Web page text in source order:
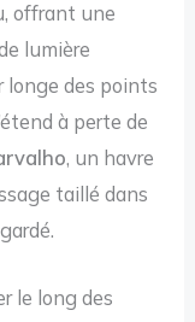
offrant une
lumière
longe des points
à perte de
, un havre
taillé dans
le long des